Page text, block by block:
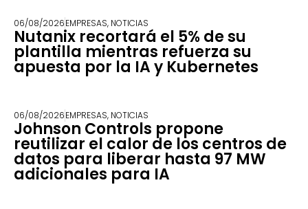
06/08/2026EMPRESAS, NOTICIAS
Nutanix recortará el 5% de su
plantilla mientras refuerza su
apuesta por la IA y Kubernetes
06/08/2026EMPRESAS, NOTICIAS
Johnson Controls propone
reutilizar el calor de los centros de
datos para liberar hasta 97 MW
adicionales para IA